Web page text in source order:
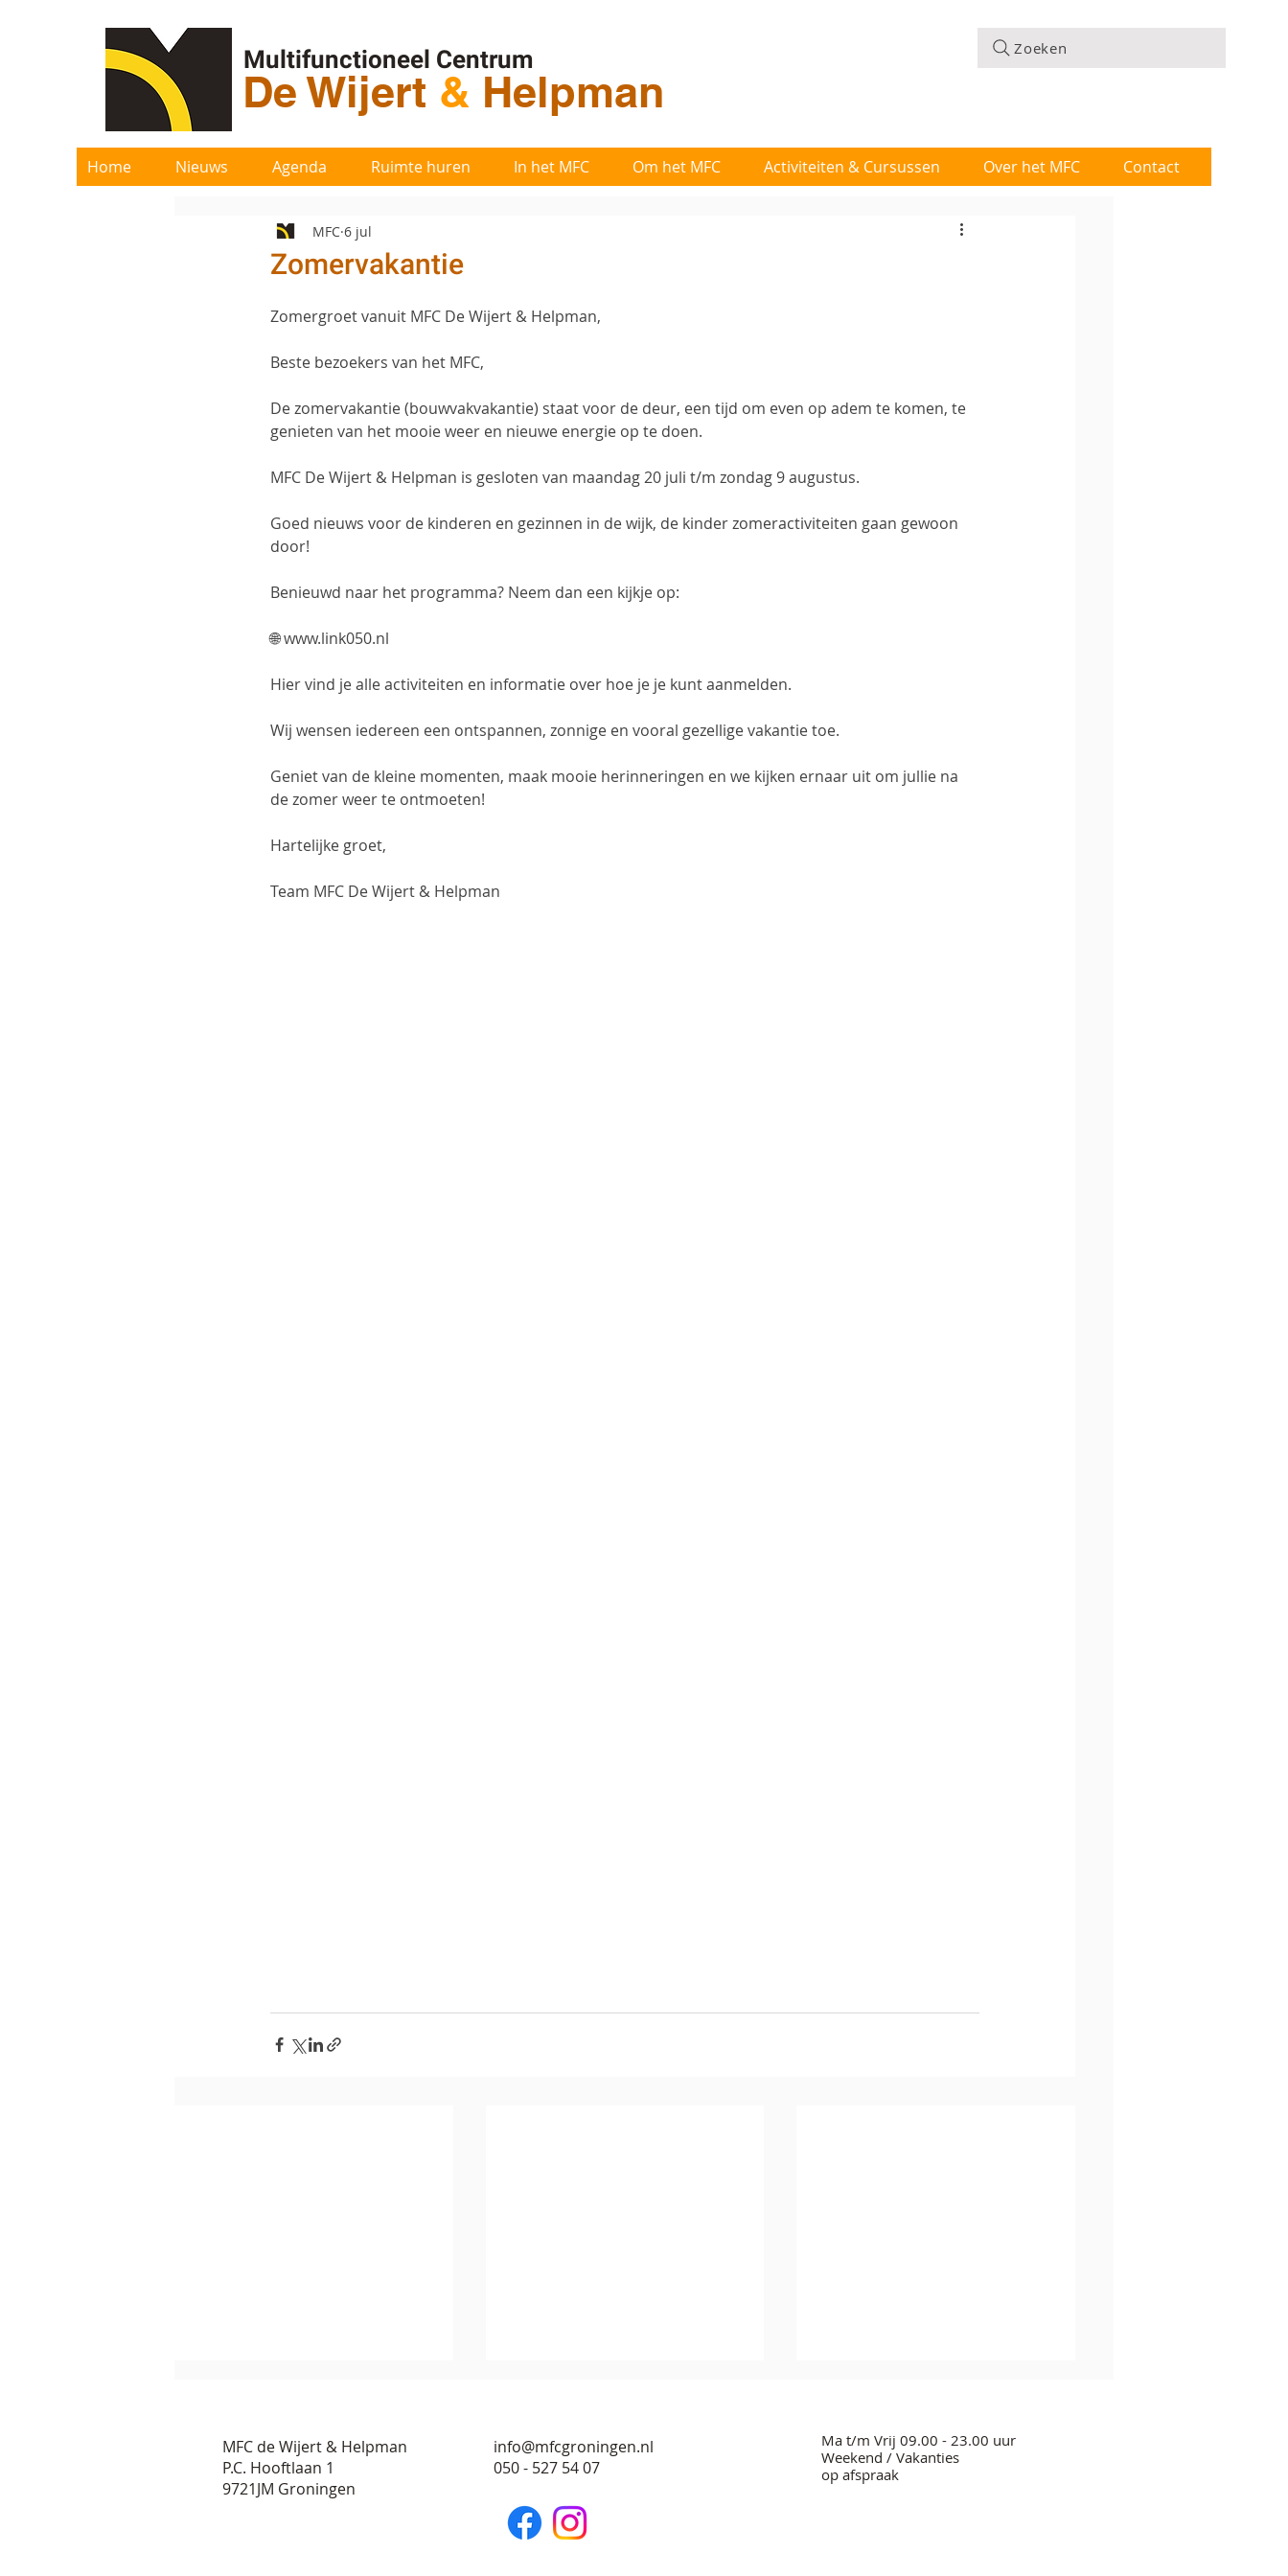
Multifunctioneel Centrum
De Wijert & Helpman
Zoeken
Home Nieuws Agenda Ruimte huren In het MFC Om het MFC Activiteiten & Cursussen Over het MFC Contact
Zomervakantie
MFC 6 jul
Zomergroet vanuit MFC De Wijert & Helpman,
Beste bezoekers van het MFC,
De zomervakantie (bouwvakvakantie) staat voor de deur, een tijd om even op adem te komen, te
genieten van het mooie weer en nieuwe energie op te doen.
MFC De Wijert & Helpman is gesloten van maandag 20 juli t/m zondag 9 augustus.
Goed nieuws voor de kinderen en gezinnen in de wijk, de kinder zomeractiviteiten gaan gewoon
door!
Benieuwd naar het programma? Neem dan een kijkje op:
🌐 www.link050.nl⁠
Hier vind je alle activiteiten en informatie over hoe je je kunt aanmelden.
Wij wensen iedereen een ontspannen, zonnige en vooral gezellige vakantie toe.
Geniet van de kleine momenten, maak mooie herinneringen en we kijken ernaar uit om jullie na
de zomer weer te ontmoeten!
Hartelijke groet,
Team MFC De Wijert & Helpman
Jubileum Soulvibration
MFC de Wijert & Helpman
P.C. Hooftlaan 1
9721JM Groningen
info@mfcgroningen.nl
050 - 527 54 07
Ma t/m Vrij 09.00 - 23.00 uur
Weekend / Vakanties
op afspraak